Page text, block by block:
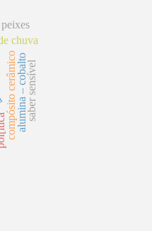
compósito cerâmicoalumina – cobalto
chuva
saber sensível